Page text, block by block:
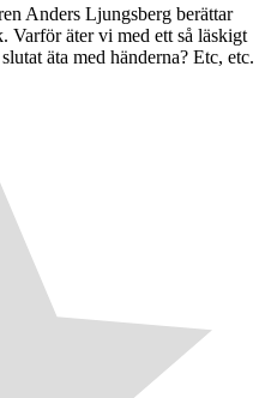
Anders Ljungsberg berättar
Varför äter vi med ett så läskigt
äta med händerna? Etc, etc.